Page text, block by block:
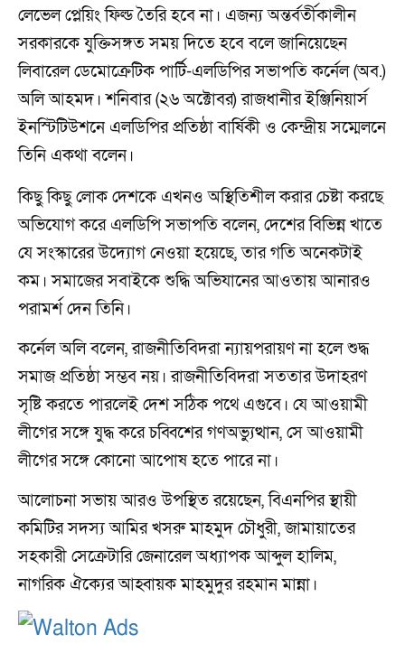
লেভেল প্লেয়িং ফিল্ড তৈরি হবে না। এজন্য অন্তর্বর্তীকালীন
সরকারকে যুক্তিসঙ্গত সময় দিতে হবে বলে জানিয়েছেন
লিবারেল ডেমোক্রেটিক পার্টি-এলডিপির সভাপতি কর্নেল (অব.)
অলি আহমদ। শনিবার (২৬ অক্টোবর) রাজধানীর ইঞ্জিনিয়ার্স
ইনস্টিটিউশনে এলডিপির প্রতিষ্ঠা বার্ষিকী ও কেন্দ্রীয় সম্মেলনে
তিনি একথা বলেন।
কিছু কিছু লোক দেশকে এখনও অস্থিতিশীল করার চেষ্টা করছে
অভিযোগ করে এলডিপি সভাপতি বলেন, দেশের বিভিন্ন খাতে
যে সংস্কারের উদ্যোগ নেওয়া হয়েছে, তার গতি অনেকটাই
কম। সমাজের সবাইকে শুদ্ধি অভিযানের আওতায় আনারও
পরামর্শ দেন তিনি।
কর্নেল অলি বলেন, রাজনীতিবিদরা ন্যায়পরায়ণ না হলে শুদ্ধ
সমাজ প্রতিষ্ঠা সম্ভব নয়। রাজনীতিবিদরা সততার উদাহরণ
সৃষ্টি করতে পারলেই দেশ সঠিক পথে এগুবে। যে আওয়ামী
লীগের সঙ্গে যুদ্ধ করে চব্বিশের গণঅভ্যুত্থান, সে আওয়ামী
লীগের সঙ্গে কোনো আপোষ হতে পারে না।
আলোচনা সভায় আরও উপস্থিত রয়েছেন, বিএনপির স্থায়ী
কমিটির সদস্য আমির খসরু মাহমুদ চৌধুরী, জামায়াতের
সহকারী সেক্রেটারি জেনারেল অধ্যাপক আব্দুল হালিম,
নাগরিক ঐক্যের আহ্বায়ক মাহমুদুর রহমান মান্না।